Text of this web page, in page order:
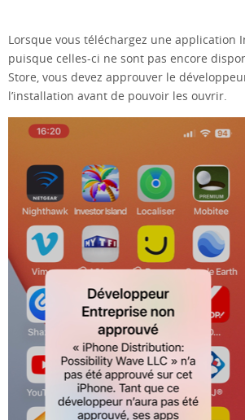
Lorsque vous téléchargez une application
puisque celles-ci ne sont pas encore
Store, vous devez approuver le
l’installation avant de pouvoir les ouvrir.